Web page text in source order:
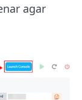
agar